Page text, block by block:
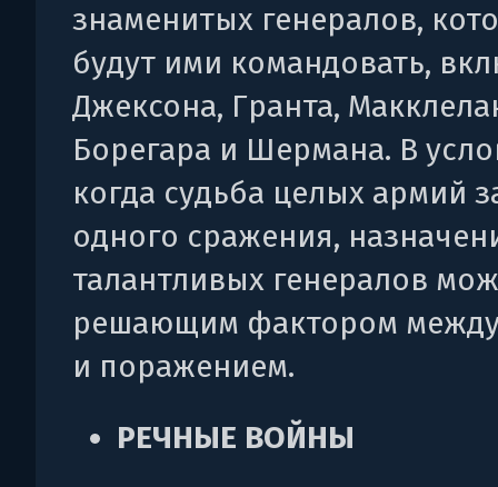
знаменитых генералов,
будут ими командовать,
Джексона, Гранта,
Борегара и Шермана. В
когда судьба целых армий
одного сражения,
талантливых генералов
решающим фактором
и поражением.
РЕЧНЫЕ ВОЙНЫ